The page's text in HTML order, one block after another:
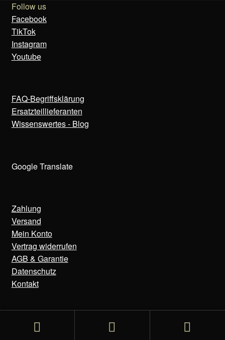
Follow us
Facebook
TikTok
Instagram
Youtube
FAQ-Begriffsklärung
Ersatzteillieferanten
Wissenswertes - Blog
Google Translate
Zahlung
Versand
Mein Konto
Vertrag widerrufen
AGB & Garantie
Datenschutz
Kontakt
© Bens Uhren 2020-2025